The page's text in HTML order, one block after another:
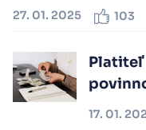
27. 01. 2025 103
Platiteľ
17. 01.